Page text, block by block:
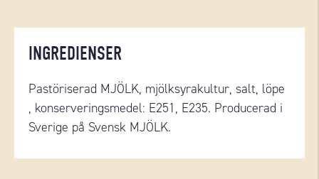
INGREDIENSER
Pastöriserad MJÖLK, mjölksyrakultur, salt, löpe
, konserveringsmedel: E251, E235. Producerad i
Sverige på Svensk MJÖLK.